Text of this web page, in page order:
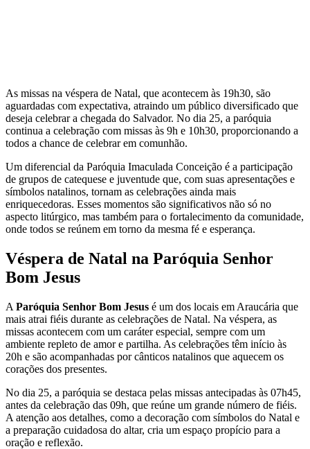
As missas na véspera de Natal, que acontecem às 19h30, são
aguardadas com expectativa, atraindo um público diversificado que
deseja celebrar a chegada do Salvador. No dia 25, a paróquia
continua a celebração com missas às 9h e 10h30, proporcionando a
todos a chance de celebrar em comunhão.
Um diferencial da Paróquia Imaculada Conceição é a participação
de grupos de catequese e juventude que, com suas apresentações e
símbolos natalinos, tornam as celebrações ainda mais
enriquecedoras. Esses momentos são significativos não só no
aspecto litúrgico, mas também para o fortalecimento da comunidade,
onde todos se reúnem em torno da mesma fé e esperança.
Véspera de Natal na Paróquia Senhor
Bom Jesus
A Paróquia Senhor Bom Jesus é um dos locais em Araucária que
mais atrai fiéis durante as celebrações de Natal. Na véspera, as
missas acontecem com um caráter especial, sempre com um
ambiente repleto de amor e partilha. As celebrações têm início às
20h e são acompanhadas por cânticos natalinos que aquecem os
corações dos presentes.
No dia 25, a paróquia se destaca pelas missas antecipadas às 07h45,
antes da celebração das 09h, que reúne um grande número de fiéis.
A atenção aos detalhes, como a decoração com símbolos do Natal e
a preparação cuidadosa do altar, cria um espaço propício para a
oração e reflexão.